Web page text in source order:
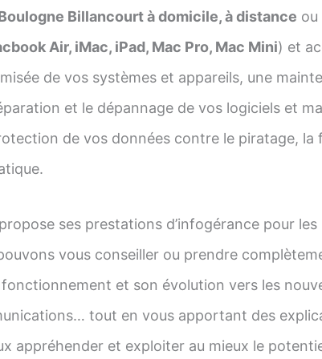
Billancourt à domicile, à distance
Air, iMac, iPad, Mac Pro, Mac Mini) et
de vos systèmes et appareils, une
et le dépannage de vos logiciels et
de vos données contre le piratage, la
ses prestations d’infogérance pour
vous conseiller ou prendre
fonctionnement et son évolution vers les
tout en vous apportant des
appréhender et exploiter au mieux le